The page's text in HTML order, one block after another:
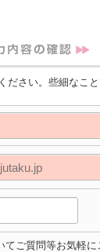
ださい。些細なこ
てご質問等お気軽